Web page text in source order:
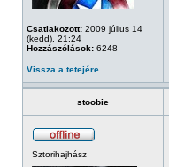
Csatlakozott: 2009 július 14
(kedd), 21:24
Hozzászólások: 6248
Vissza a tetejére
stoobie
Sztorihajhász